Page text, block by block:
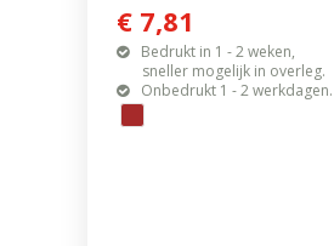
€ 7,81
Bedrukt in 1 - 2 weken,
sneller mogelijk in overleg.
Onbedrukt 1 - 2 werkdagen.